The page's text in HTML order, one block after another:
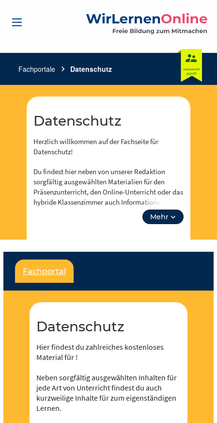
Fachportale chevron_right Datenschutz
Datenschutz
Herzlich willkommen auf der Fachseite für
Datenschutz!
Du findest hier neben von unserer Redaktion
sorgfältig ausgewählten Materialien für den
Präsenzunterricht, den Online-Unterricht oder das
hybride Klassenzimmer auch Informationen zu
Events, Fortbidungsangeboten und zum Neusten
aus Datenschutz. Über “unsere Themen” kannst
Für jeden und jede ist etwas dabei und es soll
noch viel mehr werden – dafür brauchen wir deine
Unterstützung,
kannst in Redaktionen mitarbeiten und eigene
Inhalte hochladen und der Community zur
Mehr
Fachportal
Datenschutz
Hier findest du zahlreiches kostenloses
Material für !
Neben sorgfältig ausgewählten Inhalten für
jede Art von Unterricht findest du auch
kurzweilige Inhalte für zum eigenständigen
Lernen.